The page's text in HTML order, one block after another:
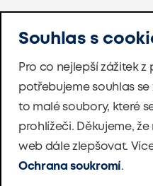
Souhlas s
Pro co nejlepší zážitek
potřebujeme souhlas
to malé soubory, které
prohlížeči. Děkujeme,
web dále zlepšovat.
Ochrana soukromí.